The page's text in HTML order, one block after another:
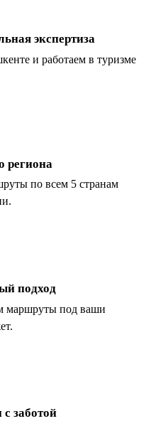
экспертиза
и работаем в туризме
региона
по всем 5 странам
подход
маршруты под ваши
с заботой